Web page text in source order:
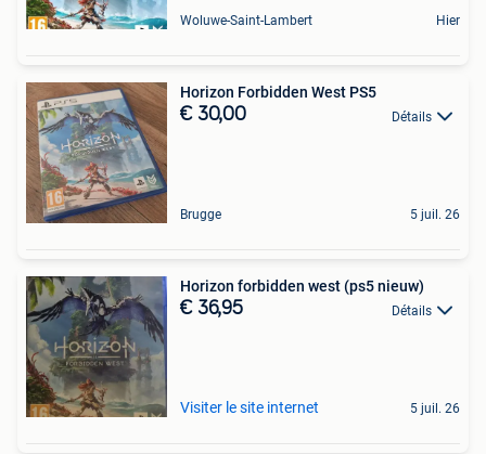
Woluwe-Saint-Lambert Hier
Horizon Forbidden West PS5
€ 30,00 Détails
Brugge 5 juil. 26
Horizon forbidden west (ps5 nieuw)
€ 36,95 Détails
Visiter le site internet 5 juil. 26